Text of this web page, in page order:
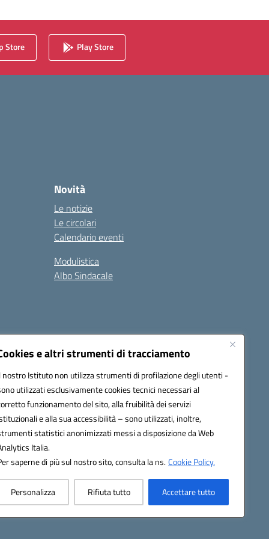
e altri strumenti di tracciamento
nostro Istituto non utilizza strumenti di profilazione degli utenti -
utilizzati esclusivamente cookies tecnici necessari al
funzionamento del sito, alla fruibilità dei servizi
e alla sua accessibilità – sono utilizzati, inoltre,
statistici anonimizzati messi a disposizione da Web
Italia.
saperne di più sul nostro sito, consulta la ns.Cookie Policy.
Personalizza Rifiuta tutto Accettare tutto
Store Play Store
Novità
Le notizie
Le circolari
Calendario eventi
Modulistica
Albo Sindacale